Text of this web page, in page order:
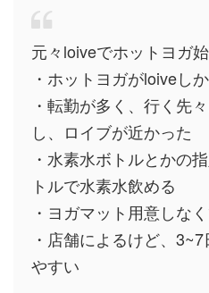
元々loiveでホットヨガ
・ホットヨガがloiveし
・転勤が多く、行く先
し、ロイブが近かった
・水素水ボトルとかの
トルで水素水飲める
・ヨガマット用意しな
・店舗によるけど、
やすい